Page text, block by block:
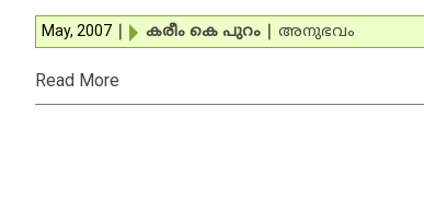
May, 2007 കരീം കെ പുറം അനുഭവം
Read More